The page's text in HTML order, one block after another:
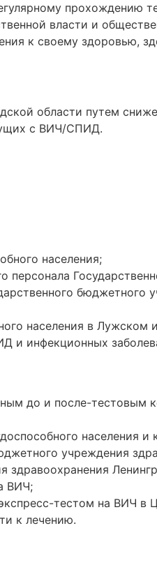
прохождению
власти и
к своему здоровью,
области путем
с ВИЧ/СПИД.
населения;
бюджетного
населения в Лужском
инфекционных
до и после-тестовым
населения
учреждения
ВИЧ;
тестом на ВИЧ в
к лечению.